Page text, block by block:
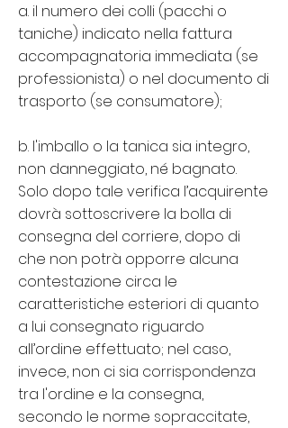
a. il numero dei colli (pacchi o
taniche) indicato nella fattura
accompagnatoria immediata (se
professionista) o nel documento di
trasporto (se consumatore);
b. l'imballo o la tanica sia integro,
non danneggiato, né bagnato.
Solo dopo tale verifica l’acquirente
dovrà sottoscrivere la bolla di
consegna del corriere, dopo di
che non potrà opporre alcuna
contestazione circa le
caratteristiche esteriori di quanto
a lui consegnato riguardo
all’ordine effettuato; nel caso,
invece, non ci sia corrispondenza
tra l'ordine e la consegna,
secondo le norme sopraccitate,